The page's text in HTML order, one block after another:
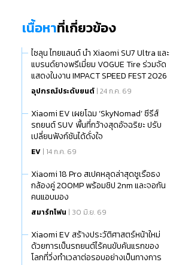
เนื้อหาที่เกี่ยวข้อง
ไซลุน ไทยแลนด์ นำ Xiaomi SU7 Ultra และ
แบรนด์ยางพรีเมี่ยม VOGUE Tire ร่วมจัด
แสดงในงาน IMPACT SPEED FEST 2026
อุปกรณ์ประดับยนต์ | 24 ก.ค. 69
Xiaomi EV เผยโฉม ‘SkyNomad’ ซีรีส์
รถยนต์ SUV พื้นที่กว้างสุดอัจฉริยะ ปรับ
เปลี่ยนฟังก์ชันได้ดั่งใจ
EV | 14 ก.ค. 69
Xiaomi 18 Pro สเปคหลุดล่าสุดชูเรือธง
กล้องคู่ 200MP พร้อมชิป 2nm และจอกัน
คนแอบมอง
สมาร์ทโฟน | 30 มิ.ย. 69
Xiaomi EV สร้างประวัติศาสตร์หน้าใหม่
ด้วยการเป็นรถยนต์ไร้คนขับคันแรกของ
โลกที่วิ่งทำเวลาต่อรอบอย่างเป็นทางการ